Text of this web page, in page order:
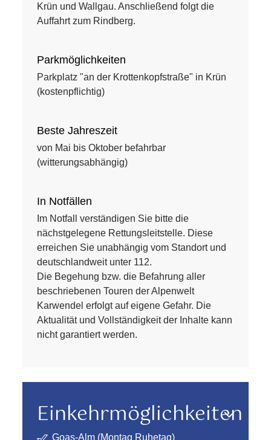
Krün und Wallgau. Anschließend folgt die
Auffahrt zum Rindberg.
Parkmöglichkeiten
Parkplatz "an der Krottenkopfstraße" in Krün
(kostenpflichtig)
Beste Jahreszeit
von Mai bis Oktober befahrbar
(witterungsabhängig)
In Notfällen
Im Notfall verständigen Sie bitte die
nächstgelegene Rettungsleitstelle. Diese
erreichen Sie unabhängig vom Standort und
deutschlandweit unter 112.
Die Begehung bzw. die Befahrung aller
beschriebenen Touren der Alpenwelt
Karwendel erfolgt auf eigene Gefahr. Die
Aktualität und Vollständigkeit der Inhalte kann
nicht garantiert werden.
Einkehrmöglichkeiten
Goas-Alm (Montag Ruhetag)